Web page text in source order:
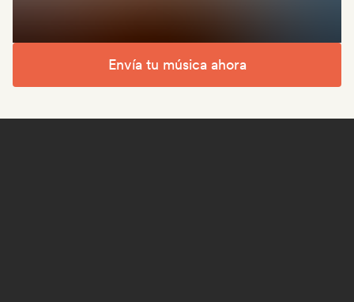
Envía tu música ahora